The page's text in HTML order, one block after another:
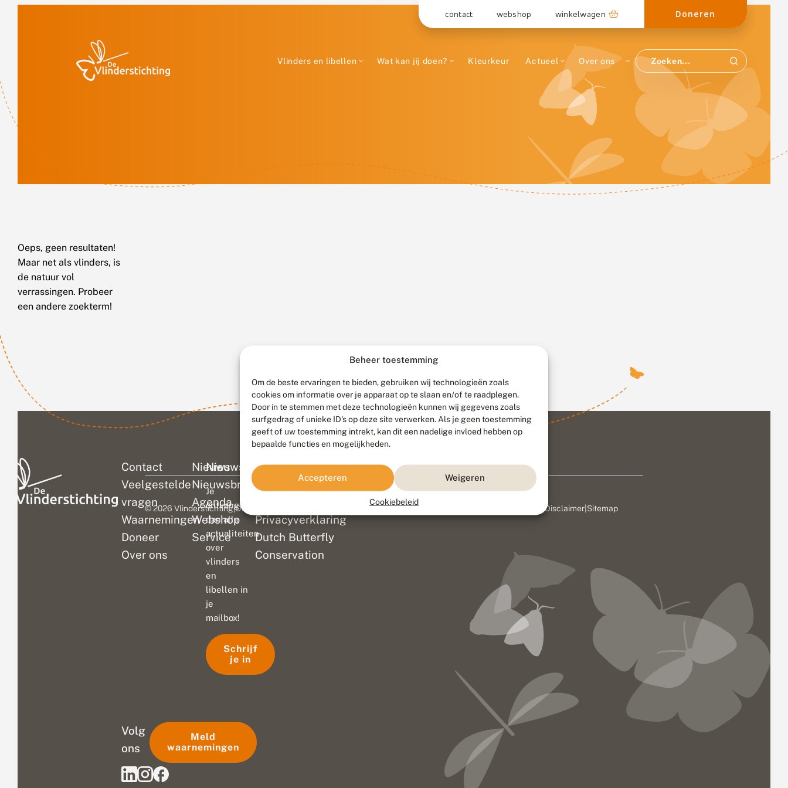
Beheer toestemming
Om de beste ervaringen te bieden, gebruiken wij technologieën zoals
cookies om informatie over je apparaat op te slaan en/of te raadplegen.
Door in te stemmen met deze technologieën kunnen wij gegevens zoals
surfgedrag of unieke ID's op deze site verwerken. Als je geen toestemming
geeft of uw toestemming intrekt, kan dit een nadelige invloed hebben op
bepaalde functies en mogelijkheden.
Accepteren Weigeren
Cookiebeleid
contact webshop winkelwagen Doneren
Vlinders en libellen Wat kan jij doen? Kleurkeur Actueel Over ons
Oeps, geen resultaten!
Maar net als vlinders, is
de natuur vol
verrassingen. Probeer
een andere zoekterm!
Contact
Veelgestelde
vragen
Waarnemingen
Doneer
Over ons
Nieuws
Nieuwsbrief
Agenda
Webshop
Service
Colofon
Disclaimer
Privacyverklaring
Dutch Butterfly
Conservation
Nieuwsbrief
Je
ontvangt
dan alle
actualiteiten
over
vlinders
en
libellen in
je
mailbox!
Schrijf
je in
Volg
ons
Meld
waarnemingen
© 2026 Vlinderstichting|Duurzaam ontwikkeld door Go2People, ontworpen door Disclaimer Sitemap